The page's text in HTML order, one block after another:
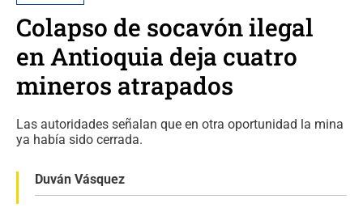
Colapso de socavón ilegal
en Antioquia deja cuatro
mineros atrapados
Las autoridades señalan que en otra oportunidad la mina
ya había sido cerrada.
Duván Vásquez